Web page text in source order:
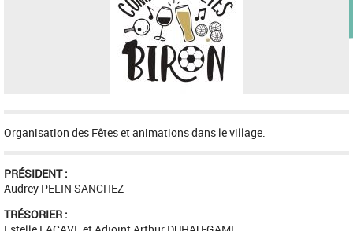
Organisation des Fêtes et animations dans le village.
PRÉSIDENT :
Audrey PELIN SANCHEZ
TRÉSORIER :